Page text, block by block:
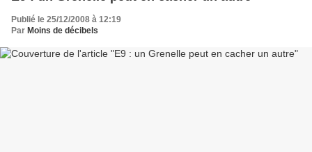
Publié le 25/12/2008 à 12:19
Par Moins de décibels